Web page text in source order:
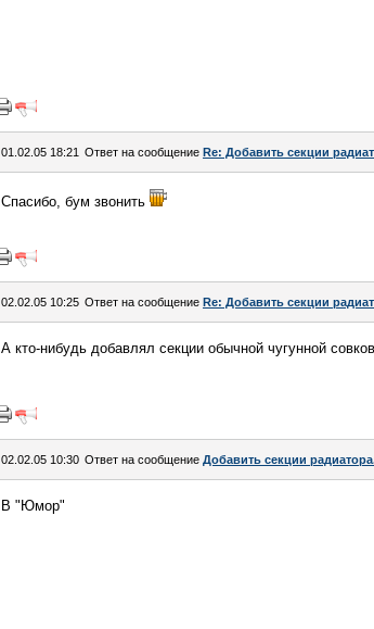
01.02.05 18:21 Ответ на сообщение Re: Добавить секции
Спасибо, бум звонить
02.02.05 10:25 Ответ на сообщение Re: Добавить секции
А кто-нибудь добавлял секции обычной чугунной
02.02.05 10:30 Ответ на сообщение Добавить секции
В "Юмор"